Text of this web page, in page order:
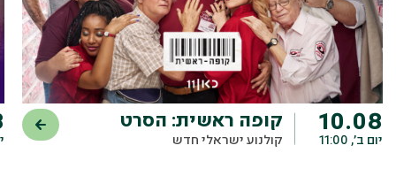
10.08
יום ב׳, 11:00
קופה ראשית: הסרט
קולנוע ישראלי חדש